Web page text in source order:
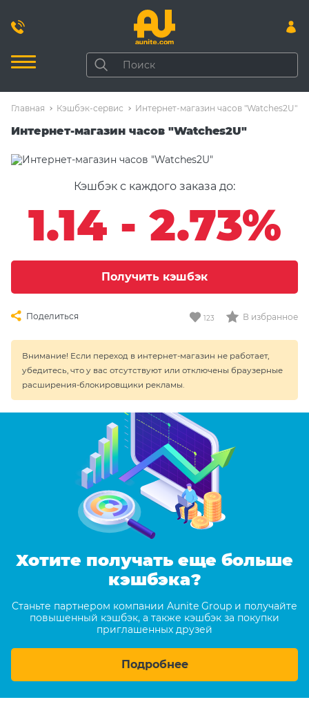
Главная Кэшбэк-сервис Интернет-магазин часов "Watches2U"
Интернет-магазин часов "Watches2U"
Кэшбэк с каждого заказа до:
1.14 - 2.73%
Получить кэшбэк
Поделиться 123 В избранное
Внимание! Если переход в интернет-магазин не работает,
убедитесь, что у вас отсутствуют или отключены браузерные
расширения-блокировщики рекламы.
Хотите получать еще больше
кэшбэка?
Станьте партнером компании Aunite Group и получайте
повышенный кэшбэк, а также кэшбэк за покупки
приглашенных друзей
Подробнее